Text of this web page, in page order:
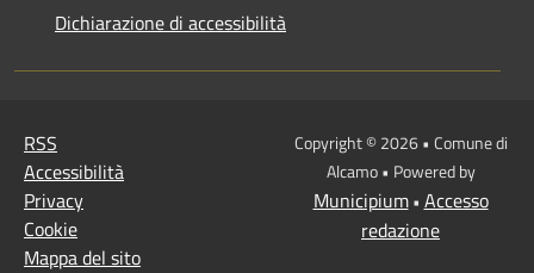
Dichiarazione di accessibilità
RSS
Accessibilità
Privacy
Cookie
Mappa del sito
Copyright © 2026 • Comune di
Alcamo • Powered by
Municipium• Accesso
redazione